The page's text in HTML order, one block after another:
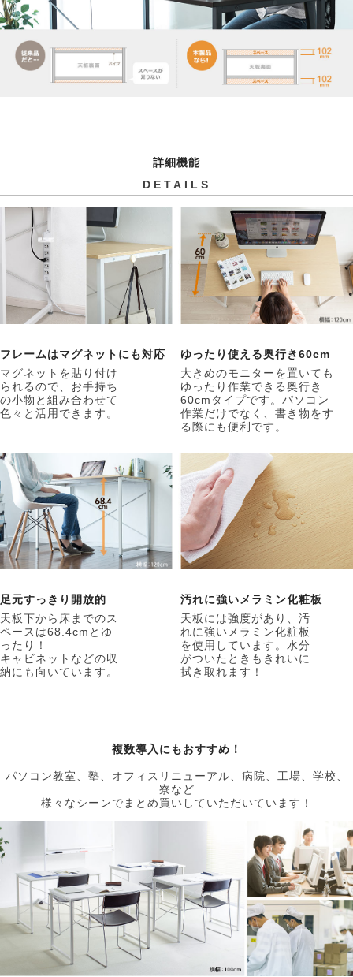
詳細機能
DETAILS
フレームはマグネットにも対応
マグネットを貼り付け
られるので、お手持ち
の小物と組み合わせて
色々と活用できます。
ゆったり使える奥行き60cm
大きめのモニターを置いても
ゆったり作業できる奥行き
60cmタイプです。パソコン
作業だけでなく、書き物をす
る際にも便利です。
足元すっきり開放的
天板下から床までのス
ペースは68.4cmとゆ
ったり！
キャビネットなどの収
納にも向いています。
汚れに強いメラミン化粧板
天板には強度があり、汚
れに強いメラミン化粧板
を使用しています。水分
がついたときもきれいに
拭き取れます！
複数導入にもおすすめ！
パソコン教室、塾、オフィスリニューアル、病院、工場、学校、
寮など
様々なシーンでまとめ買いしていただいています！